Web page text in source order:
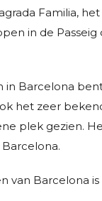
Familia,
in de
Barcelona
het zeer
plek gezien.
van Barcelona